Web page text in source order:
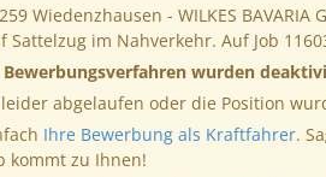
Wiedenzhausen - WILKES
im Nahverkehr. Auf Job
wurden
abgelaufen oder die Position
Ihre Bewerbung als Kraftfahrer.
kommt zu Ihnen!